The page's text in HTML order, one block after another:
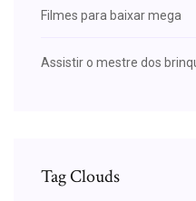
Filmes para baixar mega
Assistir o mestre dos
Tag Clouds